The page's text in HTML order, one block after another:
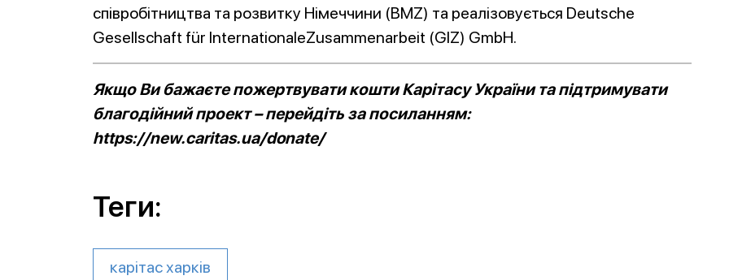
співробітництва та розвитку Німеччини (BMZ) та реалізовується Deutsche
Gesellschaft für InternationaleZusammenarbeit (GIZ) GmbH.
Якщо Ви бажаєте пожертвувати кошти Карітасу України та підтримувати
благодійний проект – перейдіть за посиланням:
https://new.caritas.ua/donate/
Теги:
карітас харків